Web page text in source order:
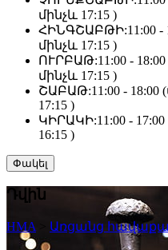
մինչև 17:15 )
ՀԻՆԳՇԱԲԹԻ:11:00
մինչև 17:15 )
ՈՒՐԲԱԹ:11:00 -
մինչև 17:15 )
ՇԱԲԱԹ:11:00 -
17:15 )
ԿԻՐԱԿԻ:11:00 -
16:15 )
Փակել
Դվին
HMA Առցանց